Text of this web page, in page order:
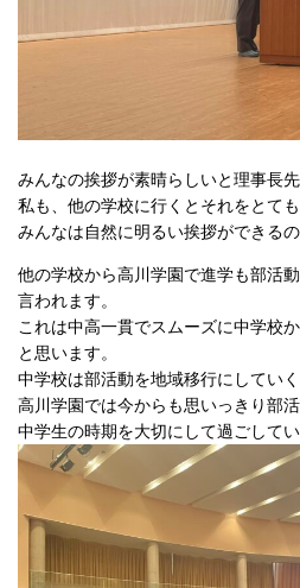
みんなの挨拶が素晴らしいと理事長
私も、他の学校に行くとそれをとても
みんなは自然に明るい挨拶ができる
他の学校から高川学園で進学も部活
言われます。
これは中高一貫でスムーズに中学校
と思います。
中学校は部活動を地域移行にしてい
高川学園では今からも思いっきり部
中学生の時期を大切にして過ごしてい